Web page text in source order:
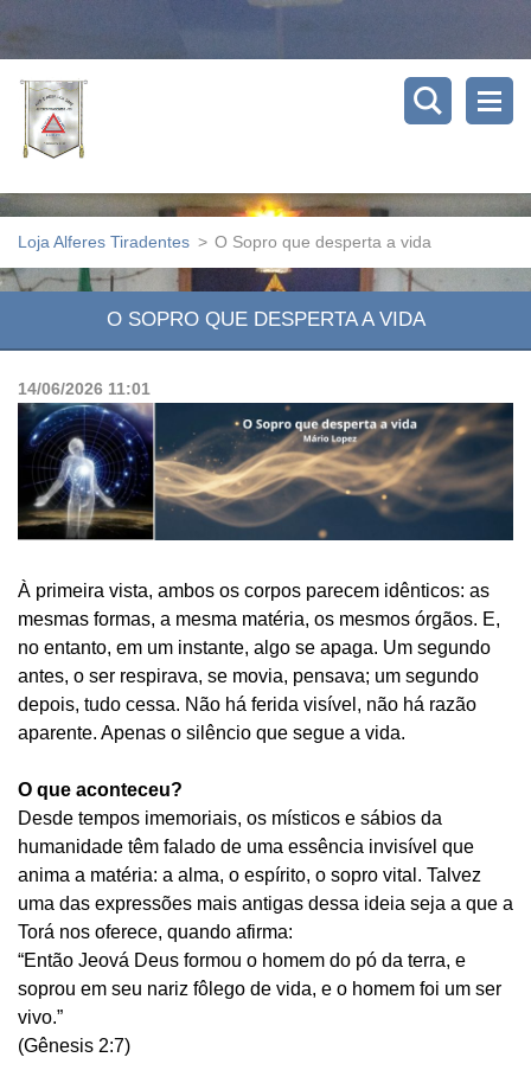
Loja Alferes Tiradentes > O Sopro que desperta a vida
O SOPRO QUE DESPERTA A VIDA
14/06/2026 11:01
À primeira vista, ambos os corpos parecem idênticos: as
mesmas formas, a mesma matéria, os mesmos órgãos. E,
no entanto, em um instante, algo se apaga. Um segundo
antes, o ser respirava, se movia, pensava; um segundo
depois, tudo cessa. Não há ferida visível, não há razão
aparente. Apenas o silêncio que segue a vida.
O que aconteceu?
Desde tempos imemoriais, os místicos e sábios da
humanidade têm falado de uma essência invisível que
anima a matéria: a alma, o espírito, o sopro vital. Talvez
uma das expressões mais antigas dessa ideia seja a que a
Torá nos oferece, quando afirma:
“Então Jeová Deus formou o homem do pó da terra, e
soprou em seu nariz fôlego de vida, e o homem foi um ser
vivo.”
(Gênesis 2:7)